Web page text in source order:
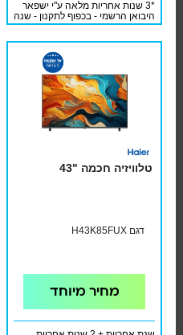
*3 שנות אחריות מלאה ע"י ישפאר
היבואן הרשמי - בכפוף לתקנון - שנה
אחריות מלאה + 2 שנות אחריות
טלוויזיה חכמה "43
דגם H43K85FUX
מחיר מיוחד